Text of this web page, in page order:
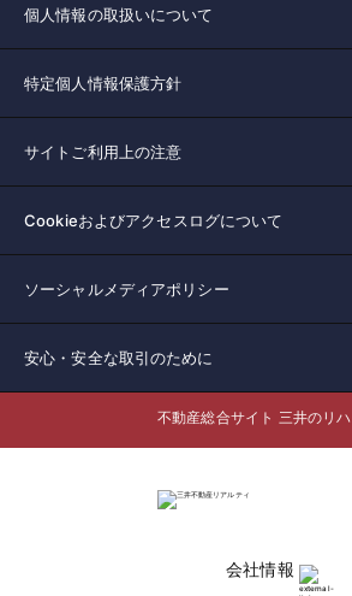
個人情報の取扱いについて
特定個人情報保護方針
サイトご利用上の注意
Cookieおよびアクセスログについて
ソーシャルメディアポリシー
安心・安全な取引のために
不動産総合サイト 三井のリ
会社情報